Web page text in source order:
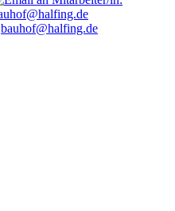
bauhof@halfing.de